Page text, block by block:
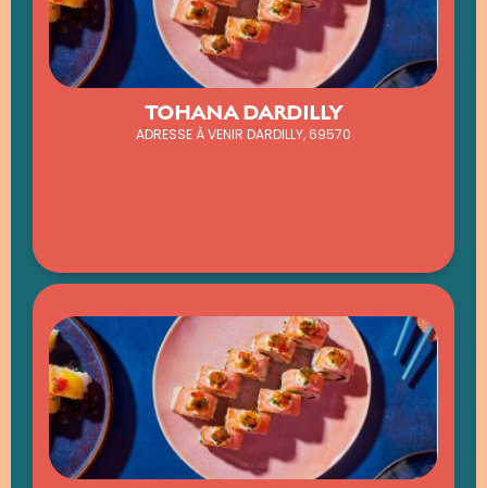
TOHANA DARDILLY
ADRESSE À VENIR DARDILLY, 69570